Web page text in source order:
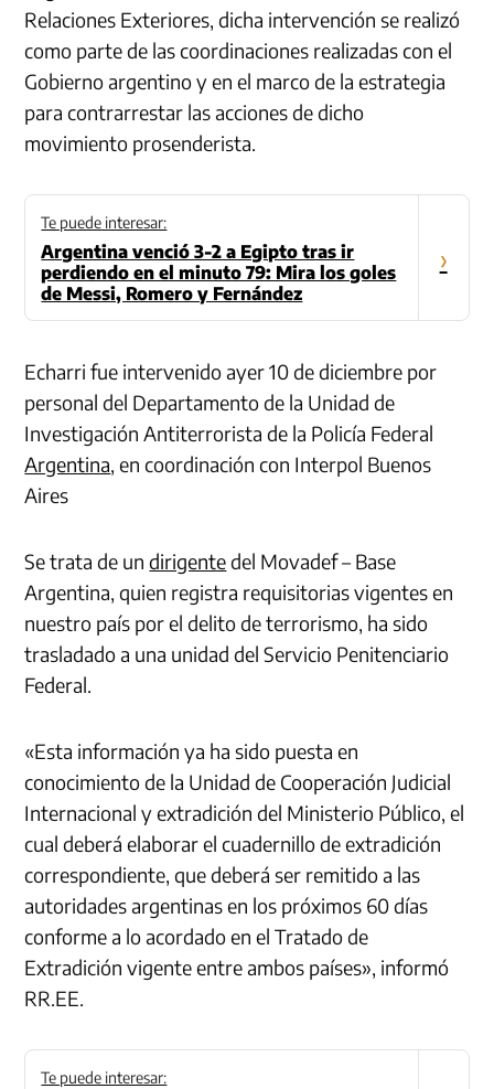
Relaciones Exteriores, dicha intervención se realizó
como parte de las coordinaciones realizadas con el
Gobierno argentino y en el marco de la estrategia
para contrarrestar las acciones de dicho
movimiento prosenderista.
Te puede interesar:
Argentina venció 3-2 a Egipto tras ir
perdiendo en el minuto 79: Mira los goles
de Messi, Romero y Fernández
›
Echarri fue intervenido ayer 10 de diciembre por
personal del Departamento de la Unidad de
Investigación Antiterrorista de la Policía Federal
Argentina, en coordinación con Interpol Buenos
Aires
Se trata de undirigentedel Movadef – Base
Argentina, quien registra requisitorias vigentes en
nuestro país por el delito de terrorismo, ha sido
trasladado a una unidad del Servicio Penitenciario
Federal.
«Esta información ya ha sido puesta en
conocimiento de la Unidad de Cooperación Judicial
Internacional y extradición del Ministerio Público, el
cual deberá elaborar el cuadernillo de extradición
correspondiente, que deberá ser remitido a las
autoridades argentinas en los próximos 60 días
conforme a lo acordado en el Tratado de
Extradición vigente entre ambos países», informó
RR.EE.
Te puede interesar: